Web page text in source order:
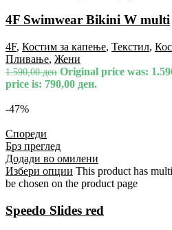
4F Swimwear Bikini W multi
4F, Костим за капење, Текстил,
Пливање, Жени
1.590,00ден Original price was:
price is: 790,00 ден.
-47%
Спореди
Брз преглед
Додади во омилени
Избери опции This product has
be chosen on the product page
Speedo Slides red